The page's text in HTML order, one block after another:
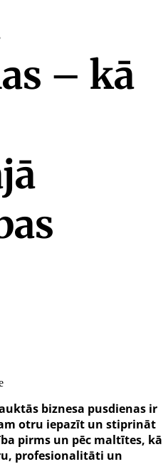
– kā
biznesa pusdienas ir
otru iepazīt un stiprināt
pirms un pēc maltītes, kā
profesionalitāti un